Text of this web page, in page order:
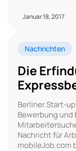
Januar 18, 2017
Nachrichten
Die
Berliner Start-
Bewerbung
Nachricht für
mobileJob.com